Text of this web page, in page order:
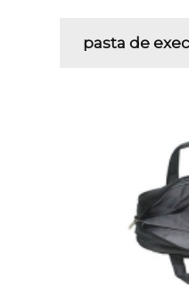
pasta de